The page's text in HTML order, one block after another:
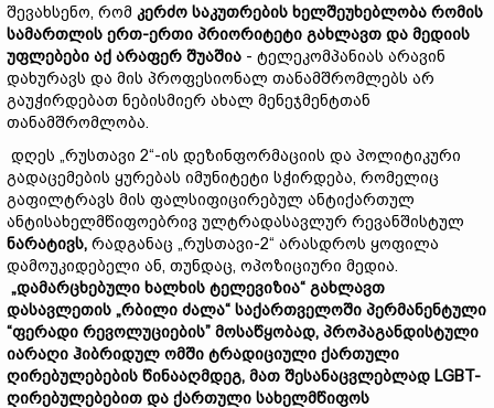
შევახსენო, რომ კერძო საკუთრების ხელშეუხებლობა რომის
სამართლის ერთ-ერთი პრიორიტეტი გახლავთ და მედიის
უფლებები აქ არაფერ შუაშია - ტელეკომპანიას არავინ
დახურავს და მის პროფესიონალ თანამშრომლებს არ
გაუჭირდებათ ნებისმიერ ახალ მენეჯმენტთან
თანამშრომლობა.
დღეს „რუსთავი 2“-ის დეზინფორმაციის და პოლიტიკური
გადაცემების ყურებას იმუნიტეტი სჭირდება, რომელიც
გაფილტრავს მის ფალსიფიცირებულ ანტიქართულ
ანტისახელმწიფოებრივ ულტრადასავლურ რევანშისტულ
ნარატივს, რადგანაც „რუსთავი-2“ არასდროს ყოფილა
დამოუკიდებელი ან, თუნდაც, ოპოზიციური მედია.
„დამარცხებული ხალხის ტელევიზია“ გახლავთ
დასავლეთის „რბილი ძალა“ საქართველოში პერმანენტული
“ფერადი რევოლუციების” მოსაწყობად, პროპაგანდისტული
იარაღი ჰიბრიდულ ომში ტრადიციული ქართული
ღირებულებების წინააღმდეგ, მათ შესანაცვლებლად LGBT-
ღირებულებებით და ქართული სახელმწიფოს